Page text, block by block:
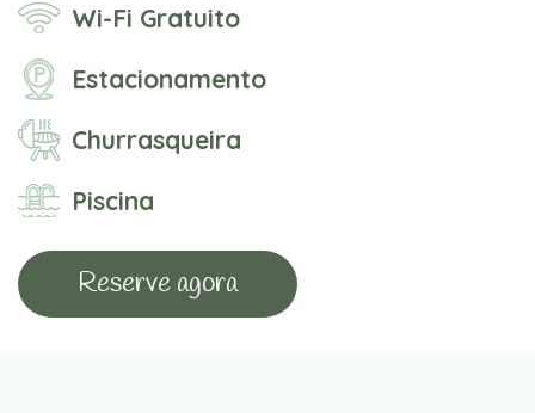
Wi-Fi Gratuito
Estacionamento
Churrasqueira
Piscina
Reserve agora